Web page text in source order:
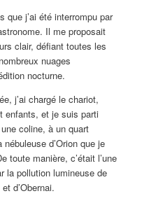
que j’ai été interrompu par
Il me proposait
clair, défiant toutes les
nuages
nocturne.
j’ai chargé le chariot,
enfants, et je suis parti
coline, à un quart
d’Orion que je
toute manière, c’était l’une
la pollution lumineuse de
d’Obernai.